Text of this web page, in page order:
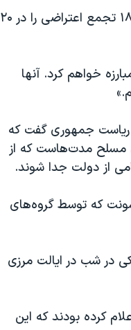
«رصدخانه مناقشه ونزوئلا» اعلام کرد که تا ساعت ۶ بعد از ظهر ۱۸۷ تجمع اعتراضی را در ۲۰
خواهم کرد. آنها
ریاست جمهوری گفت که
مسلح مدت‌هاست که از
از دولت جدا شوند.
که توسط گروه‌های
در شب در ایالت مرزی
کرده بودند که این